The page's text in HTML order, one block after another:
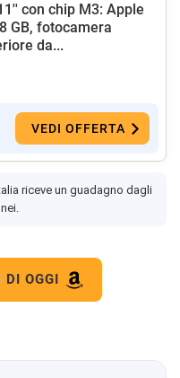
con chip M3: Apple
GB, fotocamera
da...
VEDI OFFERTA
riceve un guadagno dagli
OGGI